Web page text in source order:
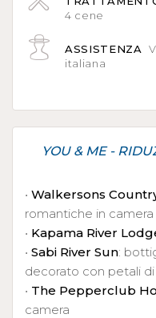
4 cene
ASSISTENZA
italiana
YOU & ME -
• Walkersons
romantiche in camera
• Kapama River
• Sabi River Sun:
decorato con petali di
• The Pepperclub
camera